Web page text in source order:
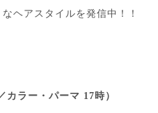
なヘアスタイルを発信中！！
カラー・パーマ 17時）